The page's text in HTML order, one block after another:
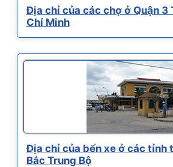
Địa chỉ của các chợ ở Quận 3
Chí Minh
Địa chỉ của bến xe ở các tỉnh
Bắc Trung Bộ